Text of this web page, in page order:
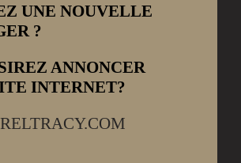
UNE NOUVELLE
?
ANNONCER
INTERNET?